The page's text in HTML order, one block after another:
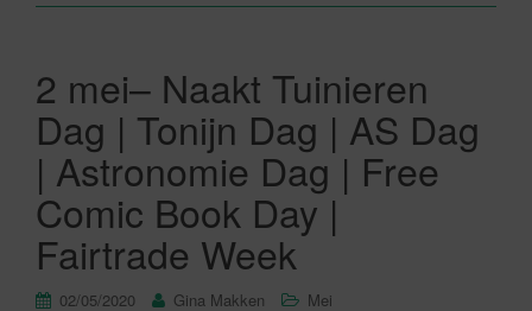
2 mei– Naakt Tuinieren
Dag | Tonijn Dag | AS Dag
| Astronomie Dag | Free
Comic Book Day |
Fairtrade Week
02/05/2020 Gina Makken Mei